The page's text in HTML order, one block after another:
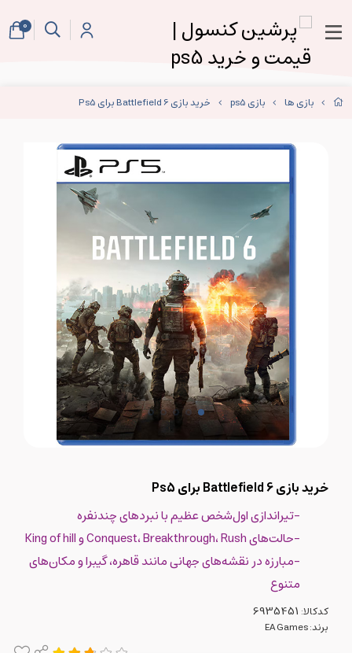
بازی ها بازی ps5 خرید بازی Battlefield 6 برای Ps5
خرید بازی Battlefield 6 برای Ps5
-تیراندازی اول‌شخص عظیم با نبردهای چندنفره
-حالت‌های Conquest، Breakthrough، Rush و King of hill
-مبارزه در نقشه‌های جهانی مانند قاهره، گیبرا و مکان‌های
متنوع
کدکالا:
برند:EA Games
0